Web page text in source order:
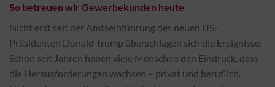
So betreuen wir Gewerbekunden heute
Nicht erst seit der Amtseinführung des neuen US-
Präsidenten Donald Trump überschlagen sich die Ereignisse.
Schon seit Jahren haben viele Menschen den Eindruck, dass
die Herausforderungen wachsen – privat und beruflich.